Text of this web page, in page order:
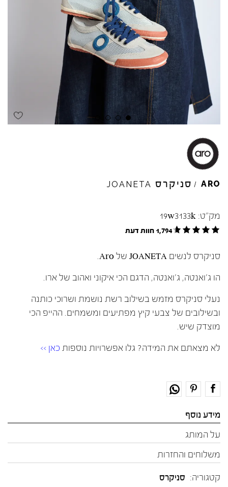
ARO
/ סניקרס JOANETA
מק"ט: 19w3133k
1,794 חוות דעת
סניקרס לנשים JOANETA של Aro.
הו ג'ואנטה, ג'ואנטה, הדגם הכי איקוני ואהוב של ארו.
נעלי סניקרס מזמש בשילוב רשת נושמת ושרוכי כותנה
ובשילובים של צבעי קיץ מפתיעים ומשמחים. ההייפ הכי
מוצדק שיש.
לא מצאתם את המידה? גלו אפשרויות נוספות כאן >>
מידע נוסף
על המותג
משלוחים והחזרות
קטגוריה: סניקרס